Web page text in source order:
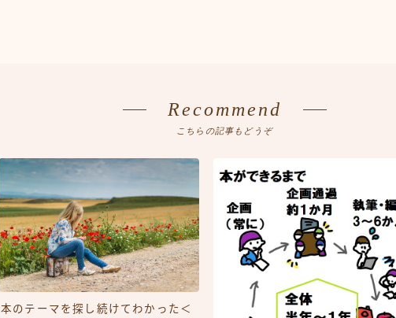
Recommend
こちらの記事もどうぞ
本のテーマを探し続けてわかった＜